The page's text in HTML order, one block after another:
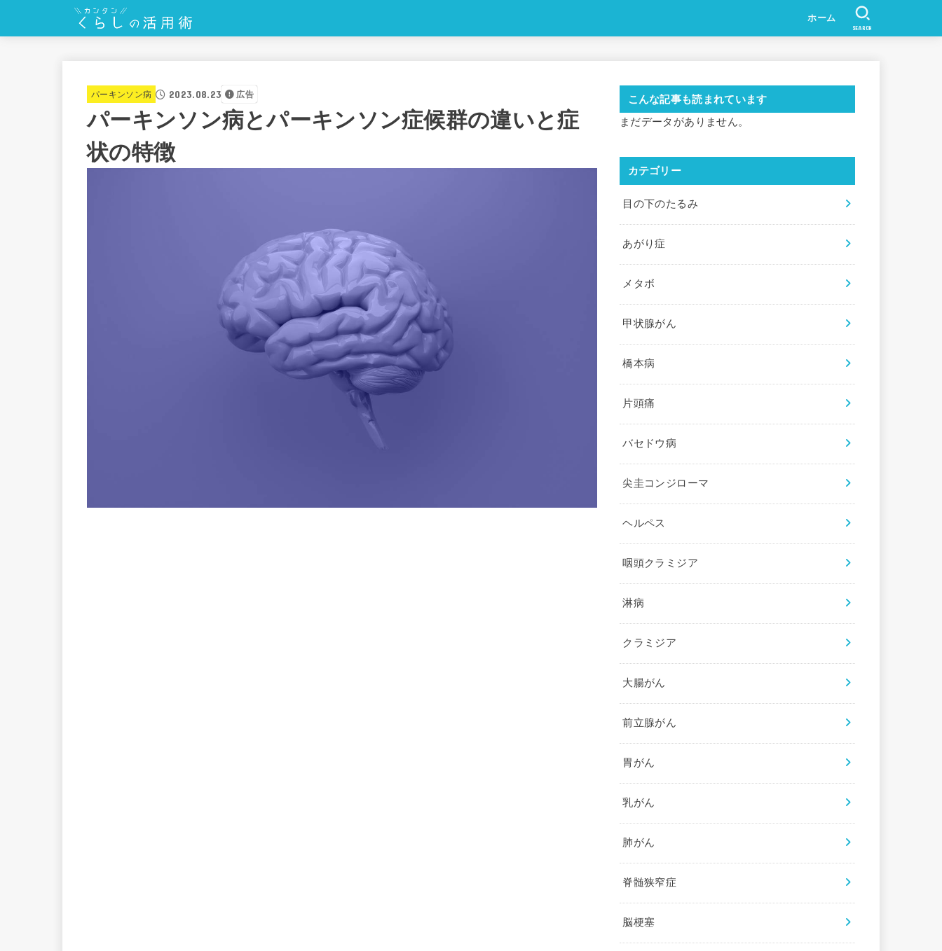
ホーム
SEARCH
パーキンソン病 2023.08.23 広告
パーキンソン病とパーキンソン症候群の違いと症
状の特徴
こんな記事も読まれています
まだデータがありません。
カテゴリー
目の下のたるみ
あがり症
メタボ
甲状腺がん
橋本病
片頭痛
バセドウ病
尖圭コンジローマ
ヘルペス
咽頭クラミジア
淋病
クラミジア
大腸がん
前立腺がん
胃がん
乳がん
肺がん
脊髄狭窄症
脳梗塞